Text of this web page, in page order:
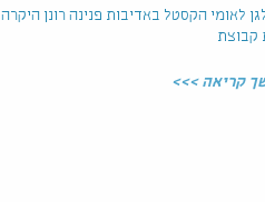
לאומי הקסטל באדיבות פנינה רונן היקרה
קבוצת
קריאה >>>